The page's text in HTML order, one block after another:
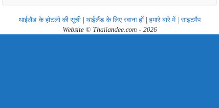
थाईलैंड के होटलों की सूची| थाईलैंड के लिए रवाना हों| हमारे बारे में| साइटमैप
Website © Thailandee.com - 2026